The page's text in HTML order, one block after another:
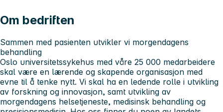
Om bedriften
Sammen med pasienten utvikler vi morgendagens
behandling
Oslo universitetssykehus med våre 25 000 medarbeidere
skal være en lærende og skapende organisasjon med
evne til å tenke nytt. Vi skal ha en ledende rolle i utvikling
av forskning og innovasjon, samt utvikling av
morgendagens helsetjeneste, medisinsk behandling og